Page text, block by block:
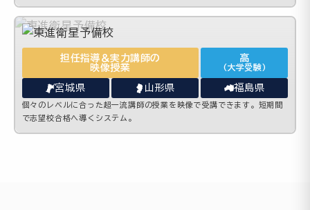
担任指導＆実力講師の
映像授業
高
(大学受験)
宮城県 山形県 福島県
個々のレベルに合った超一流講師の授業を映像で受講できます。短期間
で志望校合格へ導くシステム。